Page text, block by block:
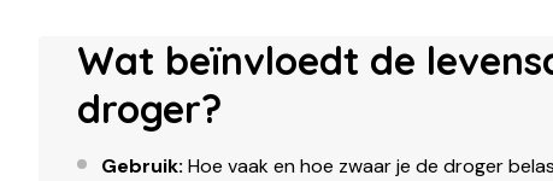
Wat beïnvloedt de
droger?
Gebruik: Hoe vaak en hoe zwaar je de droger